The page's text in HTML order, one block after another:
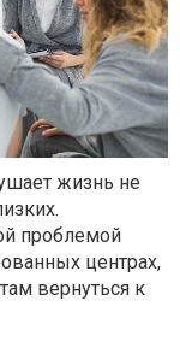
жизнь не
проблемой
центрах,
вернуться к